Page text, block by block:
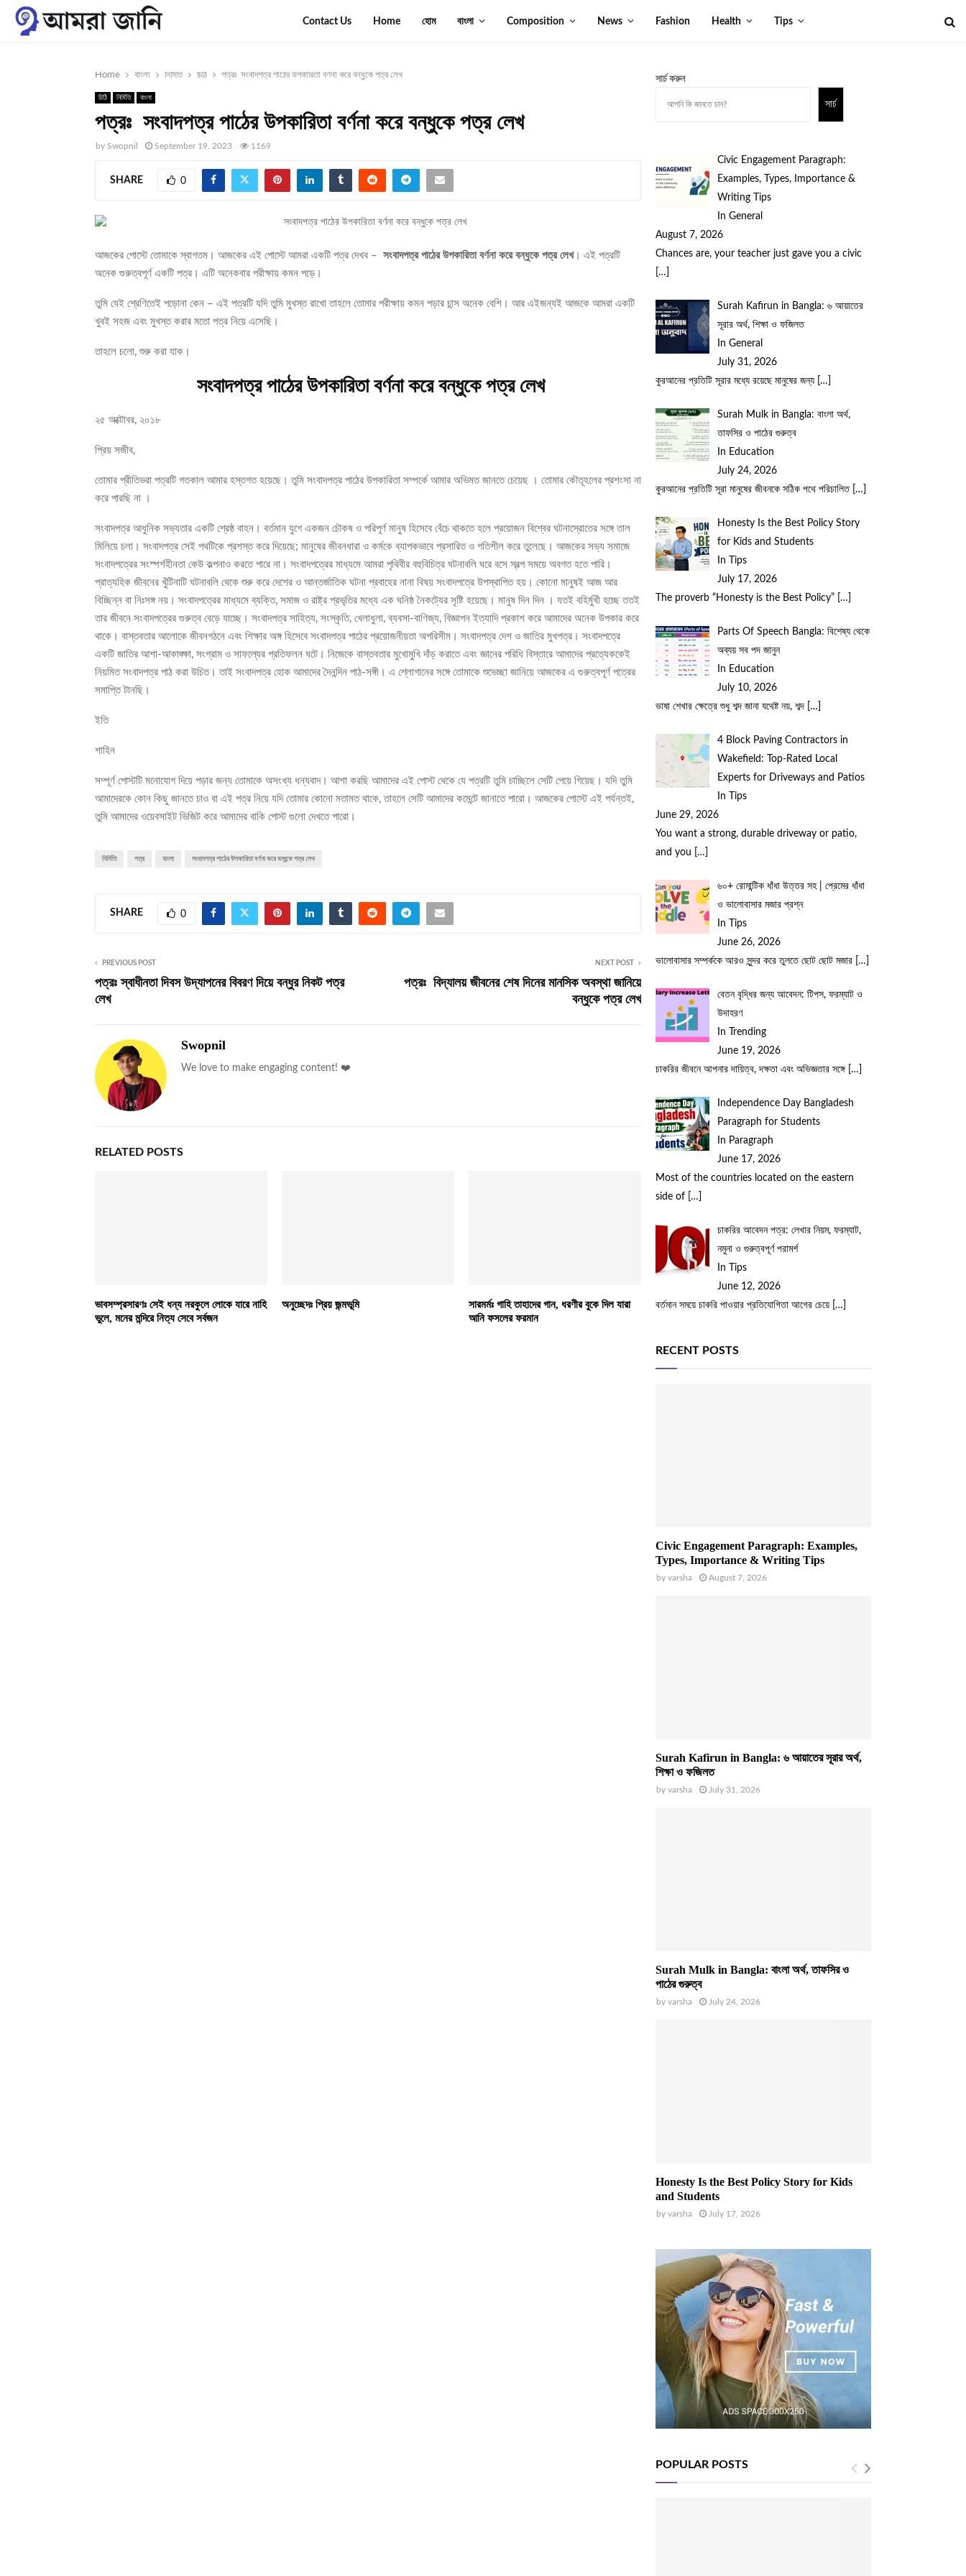
Contact Us Home হোম বাংলা Composition News Fashion Health Tips
Home বাংলা নির্মিতি চিঠি পত্রঃ সংবাদপত্র পাঠের উপকারিতা বর্ণনা করে বন্ধুকে পত্র লেখ
চিঠি নির্মিতি বাংলা
পত্রঃ সংবাদপত্র পাঠের উপকারিতা বর্ণনা করে বন্ধুকে পত্র লেখ
by Swopnil September 19, 2023 1169
SHARE 0
আজকের পোস্টে তোমাকে স্বাগতম। আজকের এই পোস্টে আমরা একটি পত্র দেখব – সংবাদপত্র পাঠের উপকারিতা বর্ণনা করে বন্ধুকে পত্র লেখ। এই পত্রটি
অনেক গুরুত্বপূর্ণ একটি পত্র। এটি অনেকবার পরীক্ষায় কমন পড়ে।
তুমি যেই শ্রেণিতেই পড়োনা কেন – এই পত্রটি যদি তুমি মুখস্ত রাখো তাহলে তোমার পরীক্ষায় কমন পড়ার চান্স অনেক বেশি। আর এইজন্যই আজকে আমরা একটি
খুবই সহজ এবং মুখস্ত করার মতো পত্র নিয়ে এসেছি।
তাহলে চলো, শুরু করা যাক।
সংবাদপত্র পাঠের উপকারিতা বর্ণনা করে বন্ধুকে পত্র লেখ
২৫ অক্টোবর, ২০১৮
প্রিয় সজীব,
তোমার প্রীতিভরা পত্রটি গতকাল আমার হস্তগত হয়েছে। তুমি সংবাদপত্র পাঠের উপকারিতা সম্পর্কে আমার অভিমত জানতে চেয়েছ । তোমার কৌতূহলের প্রশংসা না
করে পারছি না ।
সংবাদপত্র আধুনিক সভ্যতার একটি শ্রেষ্ঠ বাহন। বর্তমান যুগে একজন চৌকষ ও পরিপূর্ণ মানুষ হিসেবে বেঁচে থাকতে হলে প্রয়োজন বিশ্বের ঘটনাস্রোতের সঙ্গে তাল
মিলিয়ে চলা। সংবাদপত্র সেই পথটিকে প্রশস্ত করে দিয়েছে; মানুষের জীবনধারা ও কর্মকে ব্যাপকভাবে প্রসারিত ও গতিশীল করে তুলেছে। আজকের সভ্য সমাজে
সংবাদপত্রের সংস্পর্শহীনতা কেউ কল্পনাও করতে পারে না। সংবাদপত্রের মাধ্যমে আমরা পৃথিবীর বহুবিচিত্র ঘটনাবলি ঘরে বসে স্বল্প সময়ে অবগত হতে পারি।
প্রাত্যহিক জীবনের খুঁটিনাটি ঘটনাবলি থেকে শুরু করে দেশের ও আন্তর্জাতিক ঘটনা প্রবাহের নানা বিষয় সংবাদপত্রে উপস্থাপিত হয়। কোনো মানুষই আজ আর
বিচ্ছিন্ন বা নিঃসঙ্গ নয়। সংবাদপত্রের মাধ্যমে ব্যক্তি, সমাজ ও রাষ্ট্র প্রভৃতির মধ্যে এক ঘনিষ্ঠ নৈকট্যের সৃষ্টি হয়েছে। মানুষ দিন দিন । যতই বহির্মুখী হচ্ছে ততই
তার জীবনে সংবাদপত্রের গুরুত্ব বেড়ে যাচ্ছে। সংবাদপত্র সাহিত্য, সংস্কৃতি, খেলাধুলা, ব্যবসা-বাণিজ্য, বিজ্ঞাপন ইত্যাদি প্রকাশ করে আমাদের অনেক উপকার করে
থাকে। বাস্তবতার আলোকে জীবনগঠনে এবং শিক্ষার অঙ্গ হিসেবে সংবাদপত্র পাঠের প্রয়োজনীয়তা অপরিসীম। সংবাদপত্র দেশ ও জাতির মুখপত্র। সংবাদপত্রে
একটি জাতির আশা-আকাঙ্ক্ষা, সংগ্রাম ও সাফল্যের প্রতিফলন ঘটে। নিজেকে বাস্তবতার মুখোমুখি দাঁড় করাতে এবং জ্ঞানের পরিধি বিস্তারে আমাদের প্রত্যেককেই
নিয়মিত সংবাদপত্র পাঠ করা উচিত। তাই সংবাদপত্র হোক আমাদের দৈনন্দিন পাঠ-সঙ্গী। এ শ্লোগানের সঙ্গে তোমাকে শুভেচ্ছা জানিয়ে আজকের এ গুরুত্বপূর্ণ পত্রের
সমাপ্তি টানছি।
ইতি
শাহিন
সম্পূর্ণ পোস্টটি মনোযোগ দিয়ে পড়ার জন্য তোমাকে অসংখ্য ধন্যবাদ। আশা করছি আমাদের এই পোস্ট থেকে যে পত্রটি তুমি চাচ্ছিলে সেটি পেয়ে গিয়েছ। যদি তুমি
আমাদেরকে কোন কিছু জানতে চাও বা এই পত্র নিয়ে যদি তোমার কোনো মতামত থাকে, তাহলে সেটি আমাদের কমেন্টে জানাতে পারো। আজকের পোস্টে এই পর্যন্তই,
তুমি আমাদের ওয়েবসাইট ভিজিট করে আমাদের বাকি পোস্ট গুলো দেখতে পারো।
নির্মিতি পত্র বাংলা সংবাদপত্র পাঠের উপকারিতা বর্ণনা করে বন্ধুকে পত্র লেখ
SHARE 0
PREVIOUS POST
পত্রঃ স্বাধীনতা দিবস উদ্যাপনের বিবরণ দিয়ে বন্ধুর নিকট পত্র
লেখ
NEXT POST
পত্রঃ বিদ্যালয় জীবনের শেষ দিনের মানসিক অবস্থা জানিয়ে
বন্ধুকে পত্র লেখ
Swopnil
We love to make engaging content! ❤️
RELATED POSTS
ভাবসম্প্রসারণঃ সেই ধন্য নরকুলে লোকে যারে নাহি
ভুলে, মনের মন্দিরে নিত্য সেবে সর্বজন
অনুচ্ছেদঃ প্রিয় জন্মভূমি
সারমর্মঃ গাহি তাহাদের গান, ধরণীর বুকে দিল যারা
আনি ফসলের ফরমান
সার্চ করুন
সার্চ
Civic Engagement Paragraph:
Examples, Types, Importance &
Writing Tips
In General
August 7, 2026
Chances are, your teacher just gave you a civic
[…]
Surah Kafirun in Bangla: ৬ আয়াতের
সূরার অর্থ, শিক্ষা ও ফজিলত
In General
July 31, 2026
কুরআনের প্রতিটি সূরার মধ্যে রয়েছে মানুষের জন্য
[…]
Surah Mulk in Bangla: বাংলা অর্থ,
তাফসির ও পাঠের গুরুত্ব
In Education
July 24, 2026
কুরআনের প্রতিটি সূরা মানুষের জীবনকে সঠিক পথে পরিচালিত […]
Honesty Is the Best Policy Story
for Kids and Students
In Tips
July 17, 2026
The proverb “Honesty is the Best Policy”
[…]
Parts Of Speech Bangla: বিশেষ্য থেকে
অব্যয় সব পদ জানুন
In Education
July 10, 2026
ভাষা শেখার ক্ষেত্রে শুধু শব্দ জানা যথেষ্ট নয়, শব্দ
[…]
4 Block Paving Contractors in
Wakefield: Top-Rated Local
Experts for Driveways and Patios
In Tips
June 29, 2026
You want a strong, durable driveway or patio,
and you
[…]
৬০+ রোমান্টিক ধাঁধা উত্তর সহ | প্রেমের ধাঁধা
ও ভালোবাসার মজার প্রশ্ন
In Tips
June 26, 2026
ভালোবাসার সম্পর্ককে আরও সুন্দর করে তুলতে ছোট ছোট মজার
[…]
বেতন বৃদ্ধির জন্য আবেদন: টিপস, ফরম্যাট ও
উদাহরণ
In Trending
June 19, 2026
চাকরির জীবনে আপনার দায়িত্ব, দক্ষতা এবং অভিজ্ঞতার সঙ্গে
[…]
Independence Day Bangladesh
Paragraph for Students
In Paragraph
June 17, 2026
Most of the countries located on the eastern
side of
[…]
চাকরির আবেদন পত্র: লেখার নিয়ম, ফরম্যাট,
নমুনা ও গুরুত্বপূর্ণ পরামর্শ
In Tips
June 12, 2026
বর্তমান সময়ে চাকরি পাওয়ার প্রতিযোগিতা আগের চেয়ে
[…]
RECENT POSTS
Civic Engagement Paragraph: Examples,
Types, Importance & Writing Tips
by varsha August 7, 2026
Surah Kafirun in Bangla: ৬ আয়াতের সূরার অর্থ,
শিক্ষা ও ফজিলত
by varsha July 31, 2026
Surah Mulk in Bangla: বাংলা অর্থ, তাফসির ও
পাঠের গুরুত্ব
by varsha July 24, 2026
Honesty Is the Best Policy Story for Kids
and Students
by varsha July 17, 2026
POPULAR POSTS